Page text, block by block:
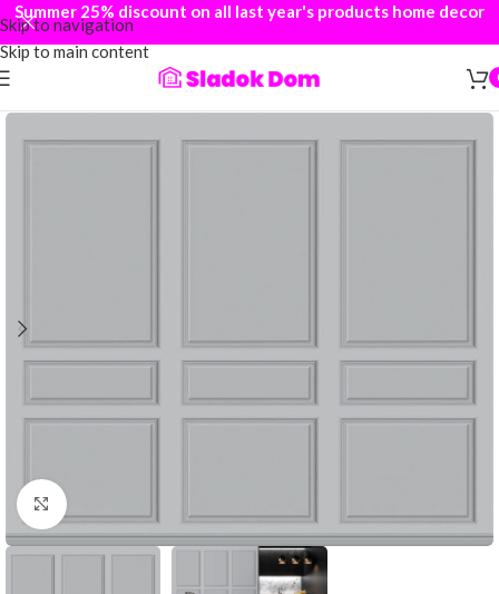
Skip to navigation
Skip to main content
Summer 25% discount on all last year's products home decor
Click to enlarge